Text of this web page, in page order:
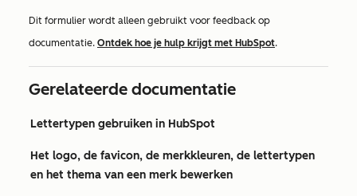
Dit formulier wordt alleen gebruikt voor feedback op
documentatie. Ontdek hoe je hulp krijgt met HubSpot.
Gerelateerde documentatie
Lettertypen gebruiken in HubSpot
Het logo, de favicon, de merkkleuren, de lettertypen
en het thema van een merk bewerken